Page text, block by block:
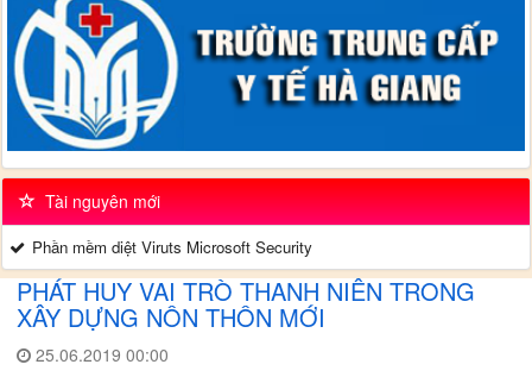
Tài nguyên mới
Phần mềm diệt Viruts Microsoft Security
PHÁT HUY VAI TRÒ THANH NIÊN TRONG
XÂY DỰNG NÔN THÔN MỚI
25.06.2019 00:00